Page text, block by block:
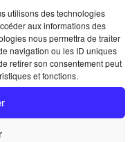
utilisons des technologies
aux informations des
nous permettra de traiter
navigation ou les ID uniques
retirer son consentement peut
et fonctions.
couleur
imprimante photo